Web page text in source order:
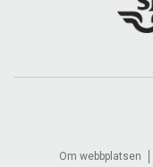
Om webbplatsen